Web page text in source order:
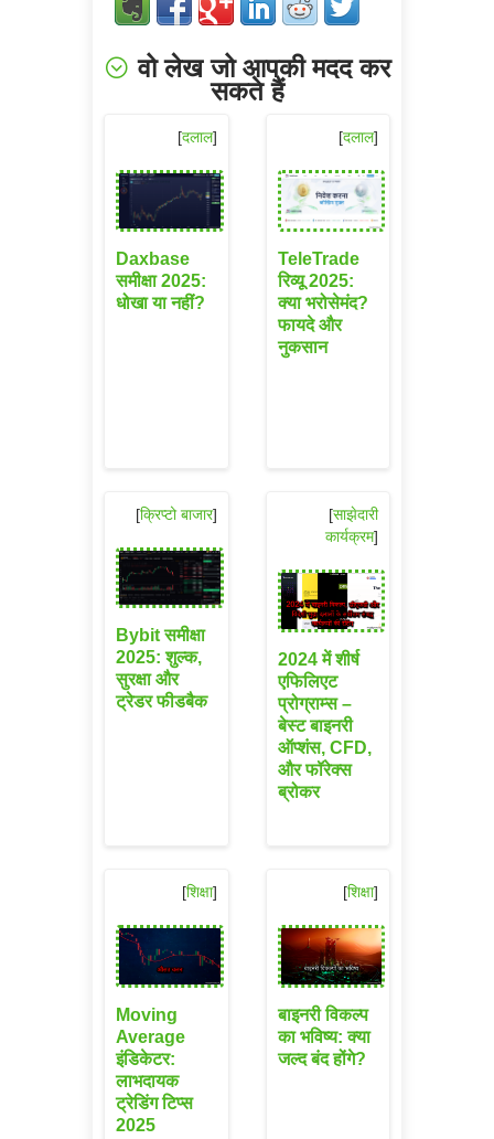
वो लेख जो आपकी मदद कर
सकते हैं
[दलाल]
Daxbase
समीक्षा 2025:
धोखा या नहीं?
[दलाल]
TeleTrade
रिव्यू 2025:
क्या भरोसेमंद?
फायदे और
नुकसान
[क्रिप्टो बाजार]
Bybit समीक्षा
2025: शुल्क,
सुरक्षा और
ट्रेडर फीडबैक
[साझेदारी
कार्यक्रम]
2024 में शीर्ष
एफिलिएट
प्रोग्राम्स –
बेस्ट बाइनरी
ऑप्शंस, CFD,
और फॉरेक्स
ब्रोकर
[शिक्षा]
Moving
Average
इंडिकेटर:
लाभदायक
ट्रेडिंग टिप्स
2025
[शिक्षा]
बाइनरी विकल्प
का भविष्य: क्या
जल्द बंद होंगे?